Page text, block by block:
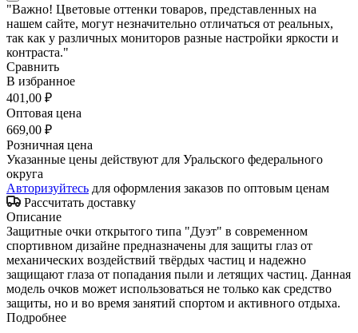
"Важно! Цветовые оттенки товаров, представленных на
нашем сайте, могут незначительно отличаться от реальных,
так как у различных мониторов разные настройки яркости и
контраста."
Сравнить
В избранное
401,00 ₽
Оптовая цена
669,00 ₽
Розничная цена
Указанные цены действуют для Уральского федерального
округа
Авторизуйтесь для оформления заказов по оптовым ценам
Рассчитать доставку
Описание
Защитные очки открытого типа "Дуэт" в современном
спортивном дизайне предназначены для защиты глаз от
механических воздействий твёрдых частиц и надежно
защищают глаза от попадания пыли и летящих частиц. Данная
модель очков может использоваться не только как средство
защиты, но и во время занятий спортом и активного отдыха.
Подробнее